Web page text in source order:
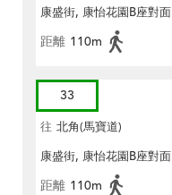
康盛街, 康怡花園B座對面
距離 110m
33
往 北角(馬寶道)
康盛街, 康怡花園B座對面
距離 110m